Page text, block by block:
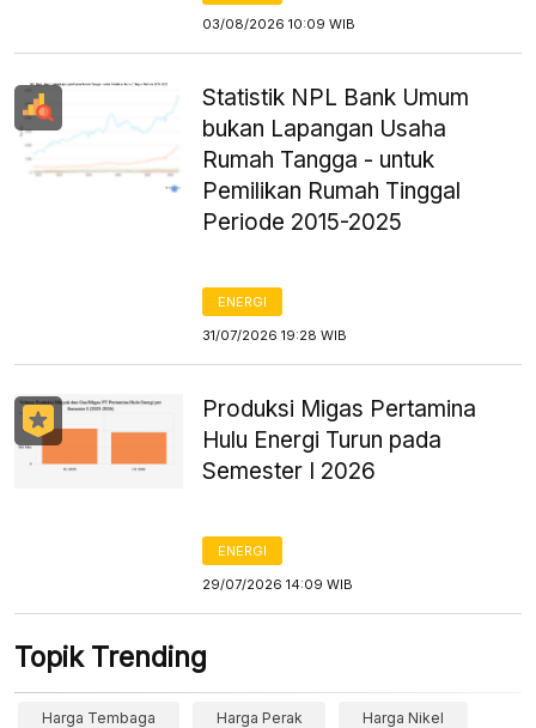
03/08/2026 10:09 WIB
Statistik NPL Bank Umum
bukan Lapangan Usaha
Rumah Tangga - untuk
Pemilikan Rumah Tinggal
Periode 2015-2025
ENERGI
31/07/2026 19:28 WIB
Produksi Migas Pertamina
Hulu Energi Turun pada
Semester I 2026
ENERGI
29/07/2026 14:09 WIB
Topik Trending
Harga Tembaga Harga Perak Harga Nikel